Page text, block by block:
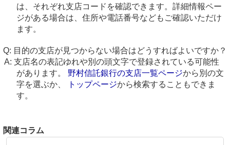
は、それぞれ支店コードを確認できます。詳細情報ペー
ジがある場合は、住所や電話番号などもご確認いただけ
ます。
目的の支店が見つからない場合はどうすればよいですか？
支店名の表記ゆれや別の頭文字で登録されている可能性
があります。 野村信託銀行の支店一覧ページから別の文
字を選ぶか、
トップページから検索することもできま
す。
関連コラム